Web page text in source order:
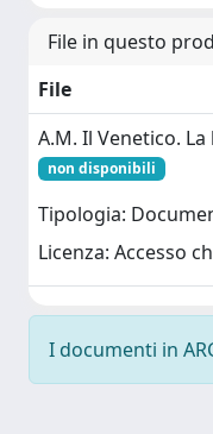
File in questo
File
A.M. Il Venetico.
non disponibili
Tipologia:
Licenza: Accesso
I documenti in